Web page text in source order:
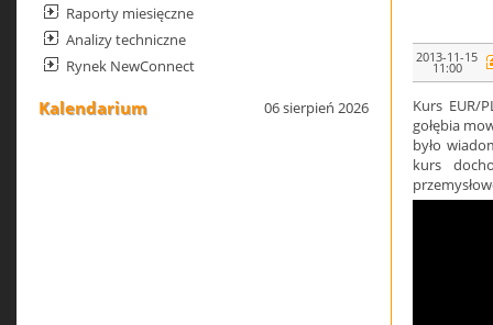
Raporty miesięczne
Analizy techniczne
Rynek NewConnect
Kalendarium 06 sierpień 2026
2013-11-15
11:00
Kurs EUR/
gołębia
było
kurs